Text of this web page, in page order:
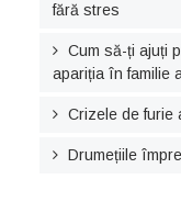
fără stres
Cum să-ți ajuți
apariția în familie
Crizele de furie
Drumețiile